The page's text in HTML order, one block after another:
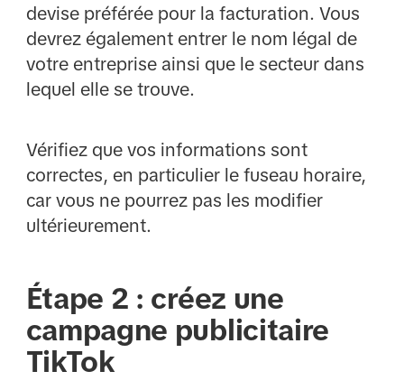
devise préférée pour la facturation. Vous
devrez également entrer le nom légal de
votre entreprise ainsi que le secteur dans
lequel elle se trouve.
Vérifiez que vos informations sont
correctes, en particulier le fuseau horaire,
car vous ne pourrez pas les modifier
ultérieurement.
Étape 2 : créez une
campagne publicitaire
TikTok